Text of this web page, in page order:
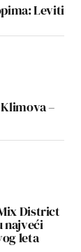
Leviti
–
District
najveći
leta